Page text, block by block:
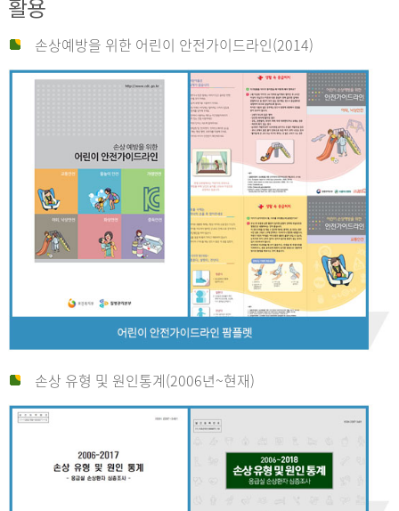
활용
손상예방을 위한 어린이 안전가이드라인(2014)
손상 유형 및 원인통계(2006년~현재)